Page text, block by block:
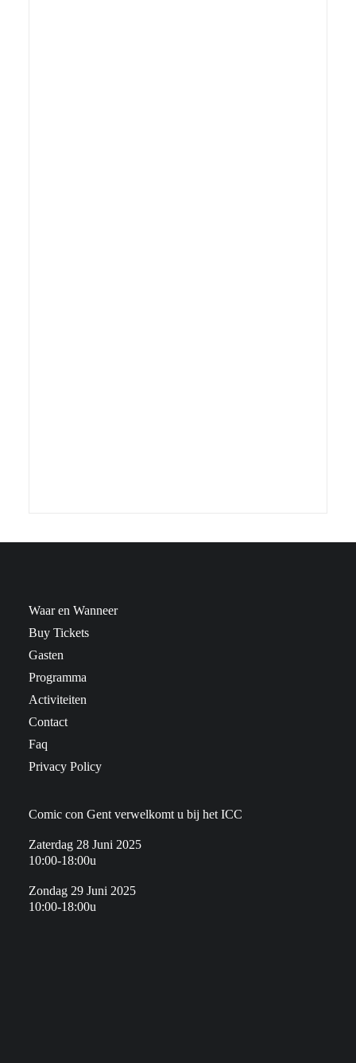
Waar en Wanneer
Buy Tickets
Gasten
Programma
Activiteiten
Contact
Faq
Privacy Policy
Comic con Gent verwelkomt u bij het ICC
Zaterdag 28 Juni 2025
10:00-18:00u
Zondag 29 Juni 2025
10:00-18:00u